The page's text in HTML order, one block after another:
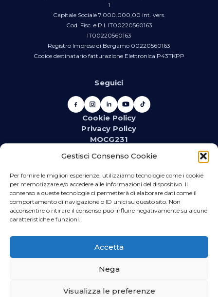
Gestisci Consenso Cookie
Per fornire le migliori esperienze, utilizziamo tecnologie come i cookie
per memorizzare e/o accedere alle informazioni del dispositivo. Il
consenso a queste tecnologie ci permetterà di elaborare dati come il
comportamento di navigazione o ID unici su questo sito. Non
acconsentire o ritirare il consenso può influire negativamente su alcune
caratteristiche e funzioni.
Accetta
Nega
Visualizza le preferenze
1
Capitale Sociale 7.000.000,00 int. vers.
Cod. Fisc. e P.I. IT00220560163
IT00220560163
Registro Imprese di Bergamo 00220560163
Codice destinatario fatturazione Elettronica P43TKPP
Seguici
Cookie Policy
Privacy Policy
MOCG231
promozioni, eventi e contenuti dedicati.
WhatsApp
ed elettrico.